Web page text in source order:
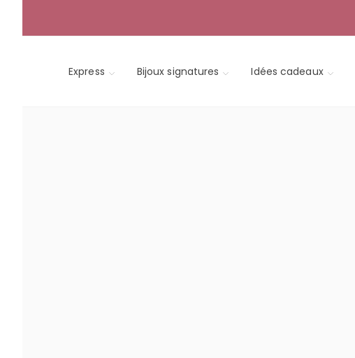
content
Express Bijoux signatures Idées cadeaux